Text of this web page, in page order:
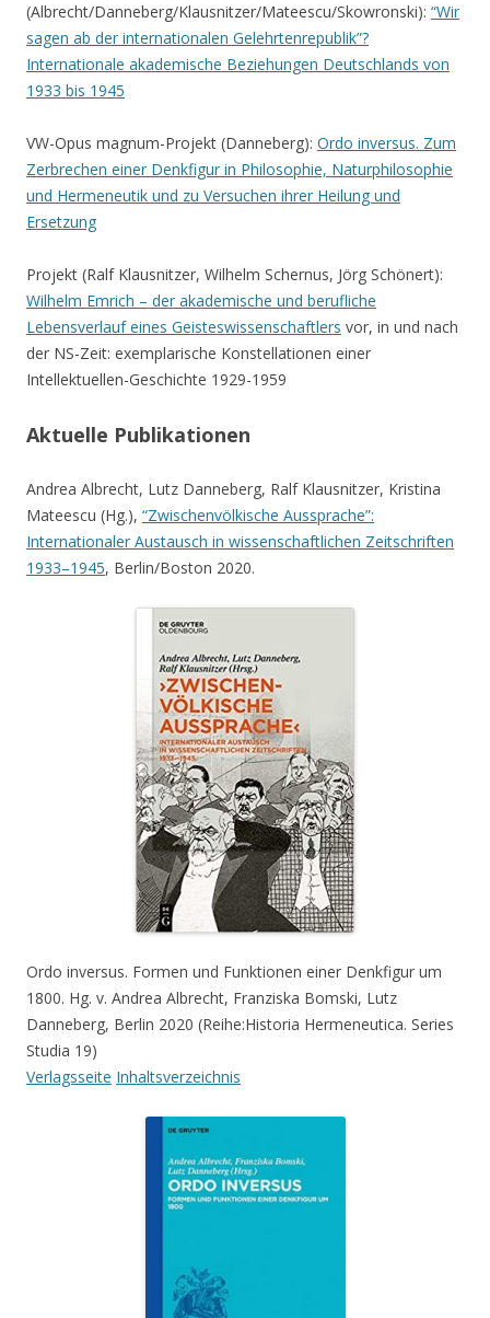
(Albrecht/Danneberg/Klausnitzer/Mateescu/Skowronski): “Wir
sagen ab der internationalen Gelehrtenrepublik”?
Internationale akademische Beziehungen Deutschlands von
1933 bis 1945
VW-Opus magnum-Projekt (Danneberg): Ordo inversus. Zum
Zerbrechen einer Denkfigur in Philosophie, Naturphilosophie
und Hermeneutik und zu Versuchen ihrer Heilung und
Ersetzung
Projekt (Ralf Klausnitzer, Wilhelm Schernus, Jörg Schönert):
Wilhelm Emrich – der akademische und berufliche
Lebensverlauf eines Geisteswissenschaftlers vor, in und nach
der NS-Zeit: exemplarische Konstellationen einer
Intellektuellen-Geschichte 1929-1959
Aktuelle Publikationen
Andrea Albrecht, Lutz Danneberg, Ralf Klausnitzer, Kristina
Mateescu (Hg.), “Zwischenvölkische Aussprache”:
Internationaler Austausch in wissenschaftlichen Zeitschriften
1933–1945, Berlin/Boston 2020.
Ordo inversus. Formen und Funktionen einer Denkfigur um
1800. Hg. v. Andrea Albrecht, Franziska Bomski, Lutz
Danneberg, Berlin 2020 (Reihe:Historia Hermeneutica. Series
Studia 19)
Verlagsseite Inhaltsverzeichnis